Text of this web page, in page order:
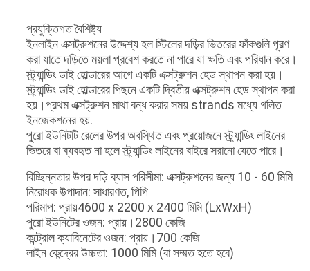
প্রযুক্তিগত বৈশিষ্ট্য
ইনলাইন এক্সট্রুশনের উদ্দেশ্য হল স্টিলের দড়ির ভিতরের ফাঁকগুলি পূরণ
করা যাতে দড়িতে ময়লা প্রবেশ করতে না পারে যা ক্ষতি এবং পরিধান করে।
স্ট্র্যান্ডিং ডাই হোল্ডারের আগে একটি এক্সট্রুশন হেড স্থাপন করা হয়।
স্ট্র্যান্ডিং ডাই হোল্ডারের পিছনে একটি দ্বিতীয় এক্সট্রুশন হেড স্থাপন করা
হয়।প্রথম এক্সট্রুশন মাথা বন্ধ করার সময় strands মধ্যে গলিত
ইনজেকশনের হয়.
পুরো ইউনিটটি রেলের উপর অবস্থিত এবং প্রয়োজনে স্ট্র্যান্ডিং লাইনের
ভিতরে বা ব্যবহৃত না হলে স্ট্র্যান্ডিং লাইনের বাইরে সরানো যেতে পারে।
বিচ্ছিন্নতার উপর দড়ি ব্যাস পরিসীমা: এক্সট্রুশনের জন্য 10 - 60 মিমি
নিরোধক উপাদান: সাধারণত, পিপি
পরিমাপ: প্রায়4600 x 2200 x 2400 মিমি (LxWxH)
পুরো ইউনিটের ওজন: প্রায়।2800 কেজি
কন্ট্রোল ক্যাবিনেটের ওজন: প্রায়।700 কেজি
লাইন কেন্দ্রের উচ্চতা: 1000 মিমি (বা সম্মত হতে হবে)